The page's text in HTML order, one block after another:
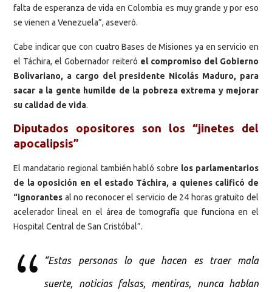
falta de esperanza de vida en Colombia es muy grande y por eso
se vienen a Venezuela”, aseveró.
Cabe indicar que con cuatro Bases de Misiones ya en servicio en
el Táchira, el Gobernador reiteró el compromiso del Gobierno
Bolivariano, a cargo del presidente Nicolás Maduro, para
sacar a la gente humilde de la pobreza extrema y mejorar
su calidad de vida.
Diputados opositores son los “jinetes del
apocalipsis”
El mandatario regional también habló sobre los parlamentarios
de la oposición en el estado Táchira, a quienes calificó de
“ignorantes al no reconocer el servicio de 24 horas gratuito del
acelerador lineal en el área de tomografía que funciona en el
Hospital Central de San Cristóbal”.
“Estas personas lo que hacen es traer mala
suerte, noticias falsas, mentiras, nunca hablan